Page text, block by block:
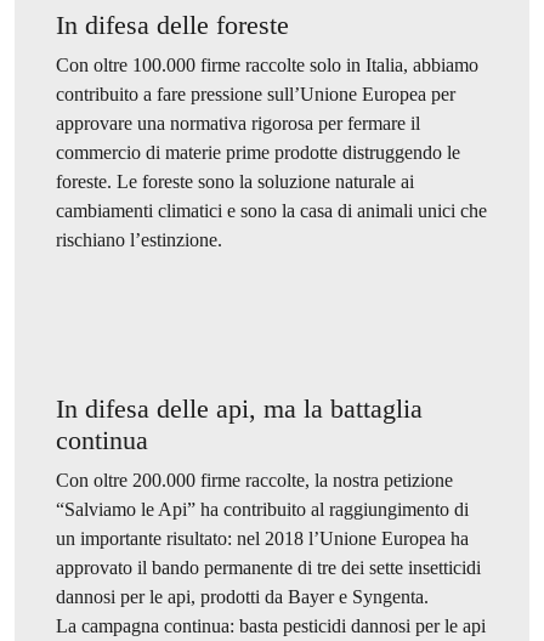
In difesa delle foreste
Con oltre 100.000 firme raccolte solo in Italia, abbiamo
contribuito a fare pressione sull’Unione Europea per
approvare una normativa rigorosa per fermare il
commercio di materie prime prodotte distruggendo le
foreste. Le foreste sono la soluzione naturale ai
cambiamenti climatici e sono la casa di animali unici che
rischiano l’estinzione.
In difesa delle api, ma la battaglia
continua
Con oltre 200.000 firme raccolte, la nostra petizione
“Salviamo le Api” ha contribuito al raggiungimento di
un importante risultato: nel 2018 l’Unione Europea ha
approvato il bando permanente di tre dei sette insetticidi
dannosi per le api, prodotti da Bayer e Syngenta.
La campagna continua: basta pesticidi dannosi per le api